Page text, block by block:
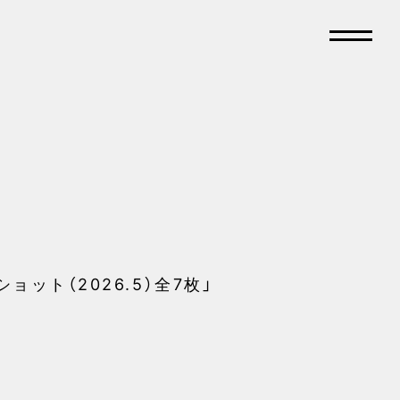
ット（2026.5）全7枚」